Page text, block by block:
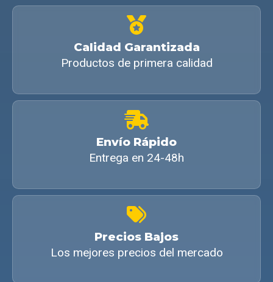
Calidad Garantizada
Productos de primera calidad
Envío Rápido
Entrega en 24-48h
Precios Bajos
Los mejores precios del mercado